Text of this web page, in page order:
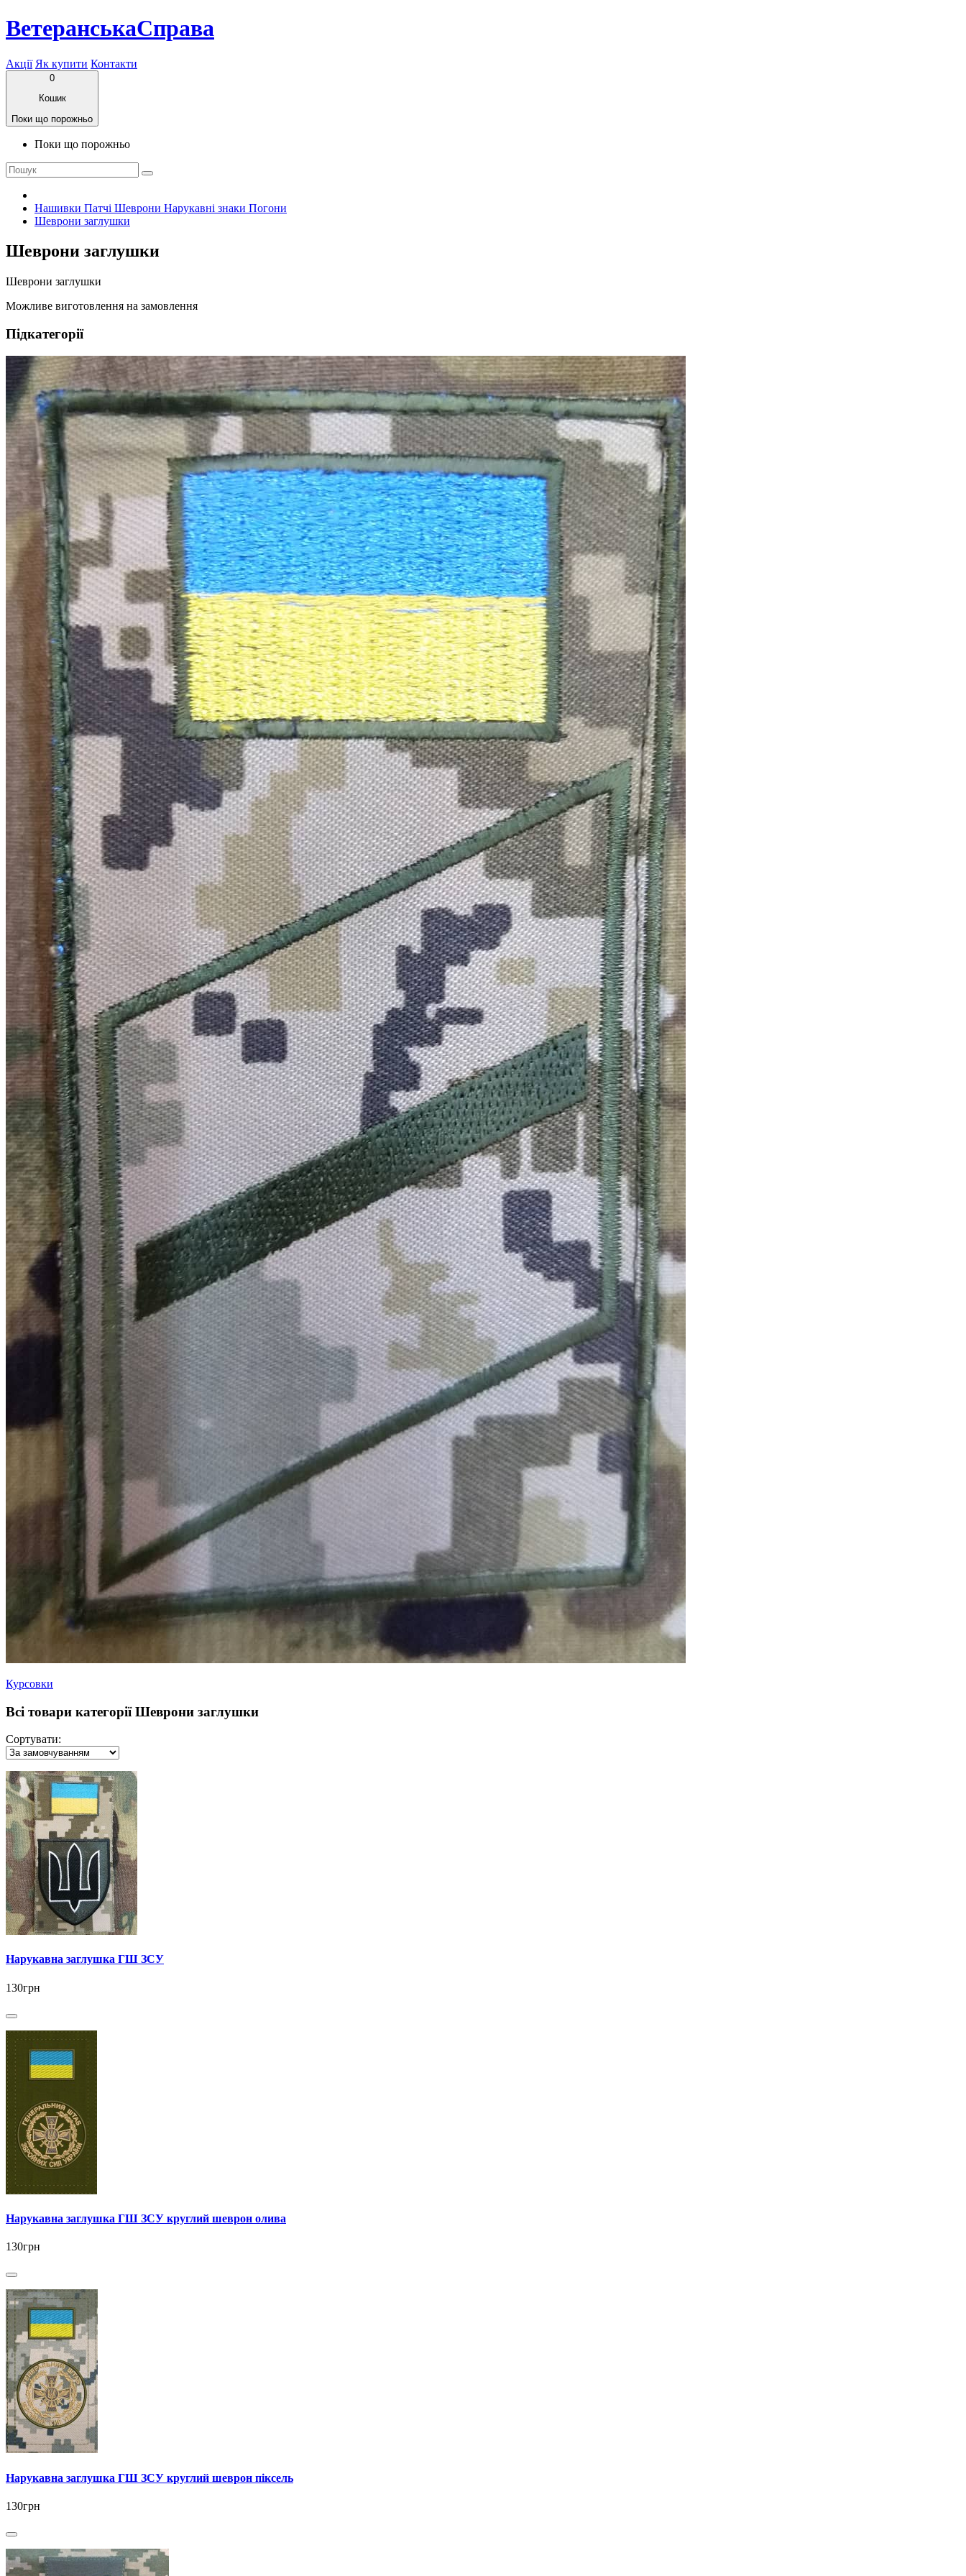
ВетеранськаСправа
Акції Як купити Контакти
0
Кошик
Поки що порожньо
Поки що порожньо
Нашивки Патчі Шеврони Нарукавні знаки Погони
Шеврони заглушки
Шеврони заглушки
Шеврони заглушки
Можливе виготовлення на замовлення
Підкатегорії
Курсовки
Всі товари категорії Шеврони заглушки
Сортувати:
Нарукавна заглушка ГШ ЗСУ
130грн
Нарукавна заглушка ГШ ЗСУ круглий шеврон олива
130грн
Нарукавна заглушка ГШ ЗСУ круглий шеврон піксель
130грн